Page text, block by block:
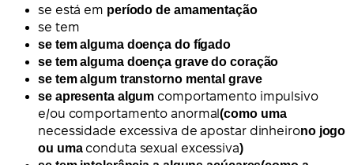
se está em período de amamentação
se tem
se tem alguma doença do fígado
se tem alguma doença grave do coração
se tem algum transtorno mental grave
se apresenta algum comportamento impulsivo
e/ou comportamento anormal(como uma
necessidade excessiva de apostar dinheirono jogo
ou uma conduta sexual excessiva)